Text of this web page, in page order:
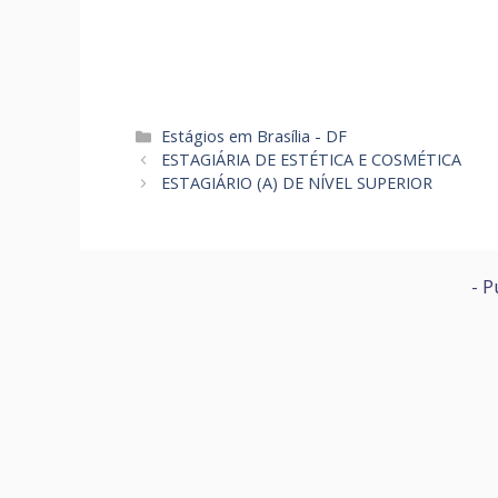
Categorias
Estágios em Brasília - DF
ESTAGIÁRIA DE ESTÉTICA E COSMÉTICA
ESTAGIÁRIO (A) DE NÍVEL SUPERIOR
-